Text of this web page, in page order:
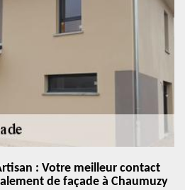
: Votre meilleur contact
de façade à Chaumuzy